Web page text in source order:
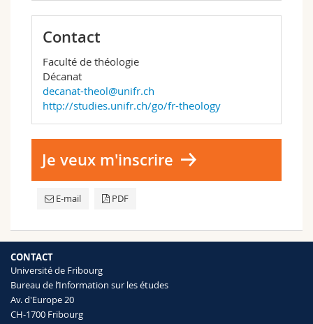
Contact
Faculté de théologie
Décanat
decanat-theol@unifr.ch
http://studies.unifr.ch/go/fr-theology
Je veux m'inscrire
E-mail PDF
CONTACT
Université de Fribourg
Bureau de l’Information sur les études
Av. d'Europe 20
CH-1700 Fribourg